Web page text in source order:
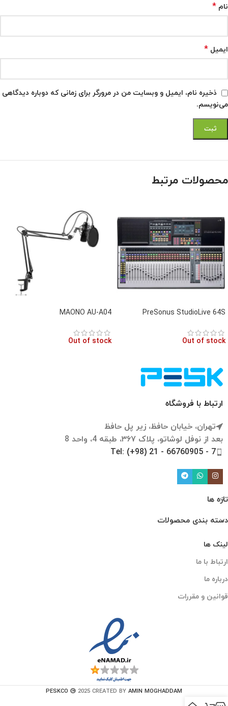
نام *
ایمیل *
ذخیره نام، ایمیل و وبسایت من در مرورگر برای زمانی که دوباره دیدگاهی
می‌نویسم.
محصولات مرتبط
PreSonus StudioLive 64S
Out of stock
MAONO AU-A04
Out of stock
ارتباط با فروشگاه
تهران، خیابان حافظ، زیر پل حافظ
بعد از نوفل لوشاتو، پلاک ۳۶۷، طبقه 4، واحد 8
Tel: (+98) 21 - 66760905 - 7
تازه ها
دسته بندی محصولات
لینک ها
ارتباط با ما
درباره ما
قوانین و مقررات
PESKCO 2025 CREATED BY AMIN MOGHADDAM